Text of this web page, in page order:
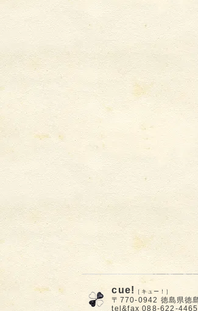
cue! ［キュー！］
〒770-0942 徳島県徳
tel&fax 088-622-